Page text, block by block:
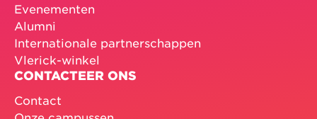
Evenementen
Alumni
Internationale partnerschappen
Vlerick-winkel
CONTACTEER ONS
Contact